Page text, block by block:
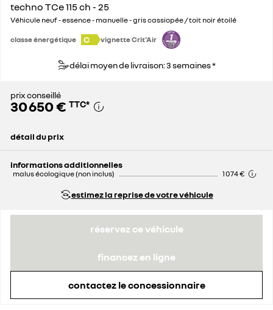
techno TCe 115 ch - 25
Véhicule neuf - essence - manuelle - gris cassiopée / toit noir étoilé
classe énergétique C vignette Crit'Air
délai moyen de livraison: 3 semaines *
prix conseillé
30 650 € TTC*
détail du prix
informations additionnelles
malus écologique (non inclus) 1 074 €
estimez la reprise de votre véhicule
réservez ce véhicule
financez en ligne
contactez le concessionnaire